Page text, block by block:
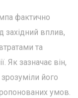
фактично
західний вплив,
та
Як зазначає він,
його
умов.